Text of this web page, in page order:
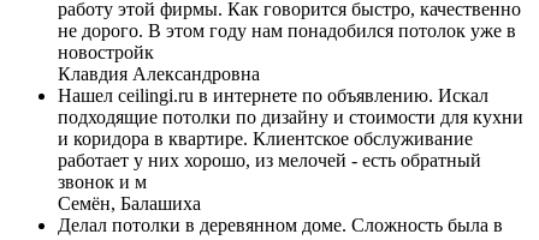
работу этой фирмы. Как говорится быстро, качественно
не дорого. В этом году нам понадобился потолок уже в
новостройк
Клавдия Александровна
Нашел ceilingi.ru в интернете по объявлению. Искал
подходящие потолки по дизайну и стоимости для кухни
и коридора в квартире. Клиентское обслуживание
работает у них хорошо, из мелочей - есть обратный
звонок и м
Семён, Балашиха
Делал потолки в деревянном доме. Сложность была в